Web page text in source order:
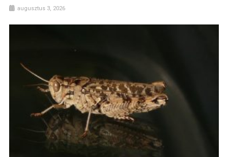
augusztus 3, 2026